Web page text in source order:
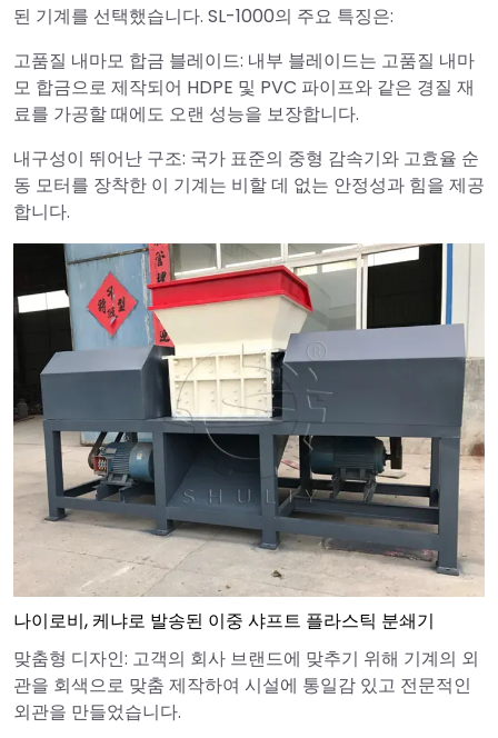
된 기계를 선택했습니다. SL-1000의 주요 특징은:
고품질 내마모 합금 블레이드: 내부 블레이드는 고품질 내마
모 합금으로 제작되어 HDPE 및 PVC 파이프와 같은 경질 재
료를 가공할 때에도 오랜 성능을 보장합니다.
내구성이 뛰어난 구조: 국가 표준의 중형 감속기와 고효율 순
동 모터를 장착한 이 기계는 비할 데 없는 안정성과 힘을 제공
합니다.
나이로비, 케냐로 발송된 이중 샤프트 플라스틱 분쇄기
맞춤형 디자인: 고객의 회사 브랜드에 맞추기 위해 기계의 외
관을 회색으로 맞춤 제작하여 시설에 통일감 있고 전문적인
외관을 만들었습니다.